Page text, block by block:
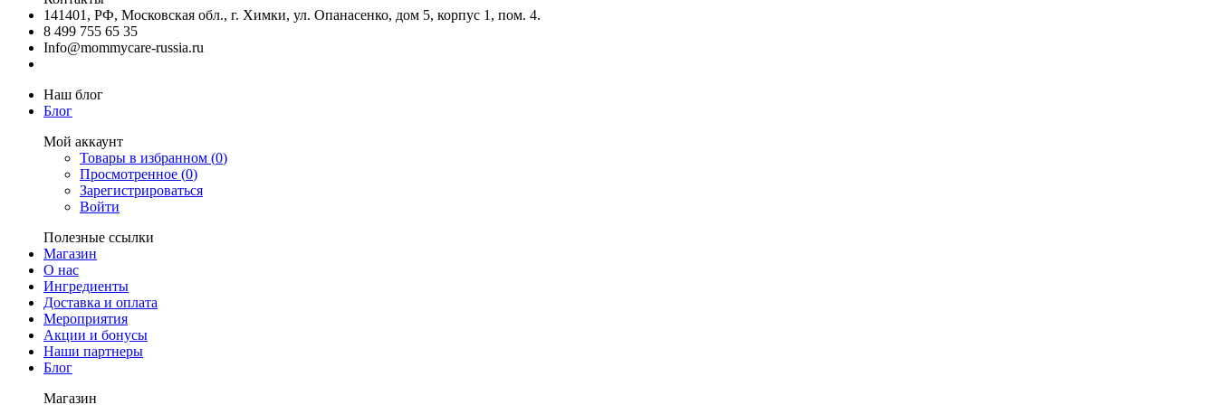
141401, РФ, Московская обл., г. Химки, ул. Опанасенко, дом 5, корпус 1, пом. 4.
8 499 755 65 35
Info@mommycare-russia.ru
Наш блог
Блог
Мой аккаунт
Товары в избранном (0)
Просмотренное (0)
Зарегистрироваться
Войти
Полезные ссылки
Магазин
О нас
Ингредиенты
Доставка и оплата
Мероприятия
Акции и бонусы
Наши партнеры
Блог
Магазин